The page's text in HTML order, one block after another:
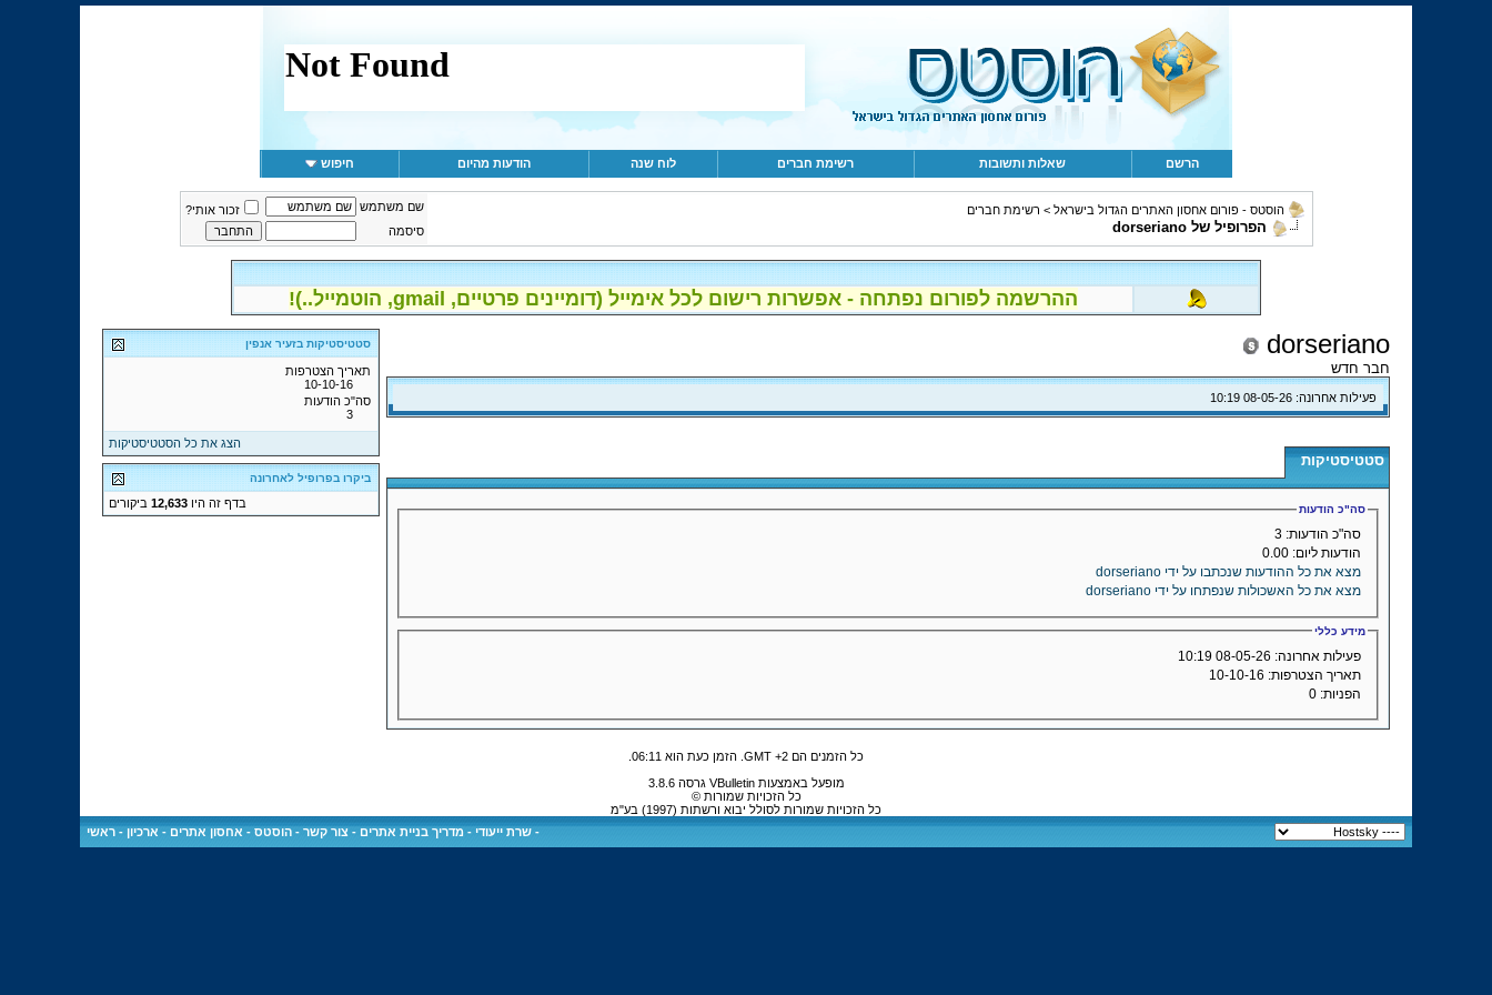
הרשם שאלות ותשובות רשימת חברים לוח שנה הודעות מהיום חיפוש
הוסטס - פורום אחסון האתרים הגדול בישראל > רשימת חברים
הפרופיל של dorseriano
שם משתמש
זכור אותי?
סיסמה
ההרשמה לפורום נפתחה - אפשרות רישום לכל אימייל (דומיינים פרטיים, gmail, הוטמייל..)!
dorseriano
חבר חדש
פעילות אחרונה: 10:19
סטטיסטיקות
סה"כ הודעות
סה"כ הודעות:
הודעות ליום:
מצא את כל ההודעות שנכתבו על ידי dorseriano
מצא את כל האשכולות שנפתחו על ידי dorseriano
מידע כללי
פעילות אחרונה:
10:19
תאריך הצטרפות:
הפניות:
סטטיסטיקות בזעיר אנפין
תאריך הצטרפות
10-10-16
סה"כ הודעות
3
הצג את כל הסטטיסטיקות
ביקרו בפרופיל לאחרונה
בדף זה היו12,633 ביקורים
כל הזמנים הם GMT +2. הזמן כעת הוא 06:11
.
מופעל באמצעות VBulletin גרסה 3.8.6
כל הזכויות שמורות ©
כל הזכויות שמורות לסולל יבוא ורשתות (1997) בע"מ
- שרת ייעודי - מדריך בניית אתרים - צור קשר - הוסטס - אחסון אתרים - ארכיון - ראשי